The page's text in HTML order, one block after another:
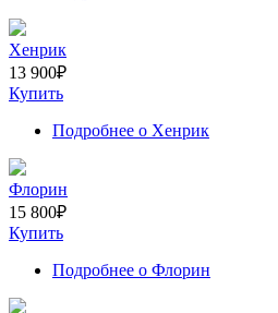
Хенрик
13 900₽
Купить
Подробнее о Хенрик
Флорин
15 800₽
Купить
Подробнее о Флорин